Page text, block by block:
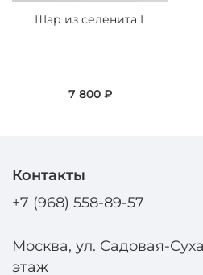
Шар из селенита L
7 800 ₽
Контакты
+7 (968) 558-89-57
Москва, ул. Садовая-
этаж